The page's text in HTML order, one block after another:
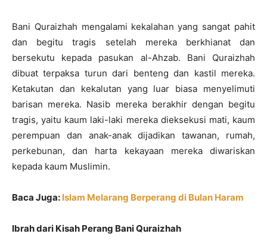
Bani Quraizhah mengalami kekalahan yang sangat pahit
dan begitu tragis setelah mereka berkhianat dan
bersekutu kepada pasukan al-Ahzab. Bani Quraizhah
dibuat terpaksa turun dari benteng dan kastil mereka.
Ketakutan dan kekalutan yang luar biasa menyelimuti
barisan mereka. Nasib mereka berakhir dengan begitu
tragis, yaitu kaum laki-laki mereka dieksekusi mati, kaum
perempuan dan anak-anak dijadikan tawanan, rumah,
perkebunan, dan harta kekayaan mereka diwariskan
kepada kaum Muslimin.
Baca Juga: Islam Melarang Berperang di Bulan Haram
Ibrah dari Kisah Perang Bani Quraizhah